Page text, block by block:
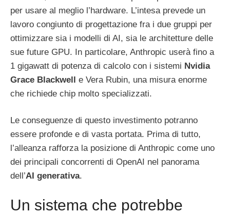
per usare al meglio l’hardware. L’intesa prevede un
lavoro congiunto di progettazione fra i due gruppi per
ottimizzare sia i modelli di AI, sia le architetture delle
sue future GPU. In particolare, Anthropic userà fino a
1 gigawatt di potenza di calcolo con i sistemi Nvidia
Grace Blackwell e Vera Rubin, una misura enorme
che richiede chip molto specializzati.
Le conseguenze di questo investimento potranno
essere profonde e di vasta portata. Prima di tutto,
l’alleanza rafforza la posizione di Anthropic come uno
dei principali concorrenti di OpenAI nel panorama
dell’AI generativa.
Un sistema che potrebbe